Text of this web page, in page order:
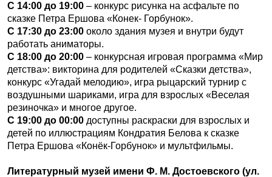
С 14:00 до 19:00 – конкурс рисунка на асфальте по
сказке Петра Ершова «Конек- Горбунок».
С 17:30 до 23:00 около здания музея и внутри будут
работать аниматоры.
С 18:00 до 20:00 – конкурсная игровая программа «Мир
детства»: викторина для родителей «Сказки детства»,
конкурс «Угадай мелодию», игра рыцарский турнир с
воздушными шариками, игра для взрослых «Веселая
резиночка» и многое другое.
С 19:00 до 00:00 доступны раскраски для взрослых и
детей по иллюстрациям Кондратия Белова к сказке
Петра Ершова «Конёк-Горбунок» и мультфильмы.
Литературный музей имени Ф. М. Достоевского (ул.